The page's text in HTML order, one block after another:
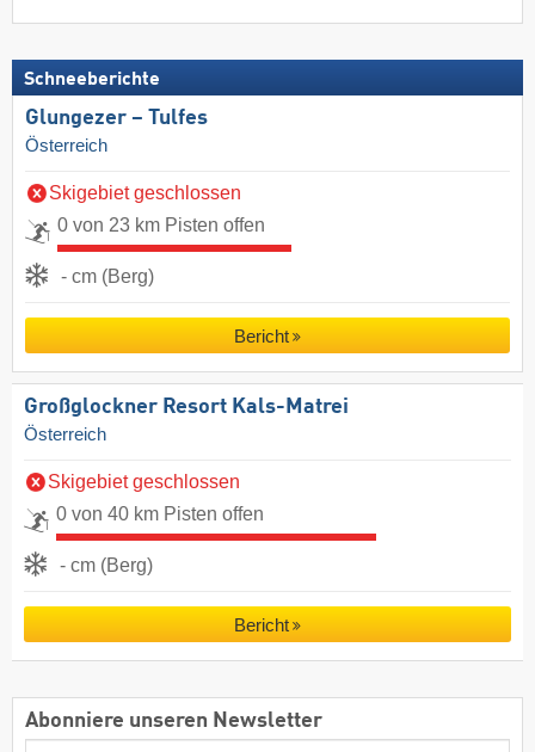
Schneeberichte
Glungezer – Tulfes
Österreich
Skigebiet geschlossen
0 von 23 km Pisten offen
- cm (Berg)
Bericht
Großglockner Resort Kals-Matrei
Österreich
Skigebiet geschlossen
0 von 40 km Pisten offen
- cm (Berg)
Bericht
Abonniere unseren Newsletter